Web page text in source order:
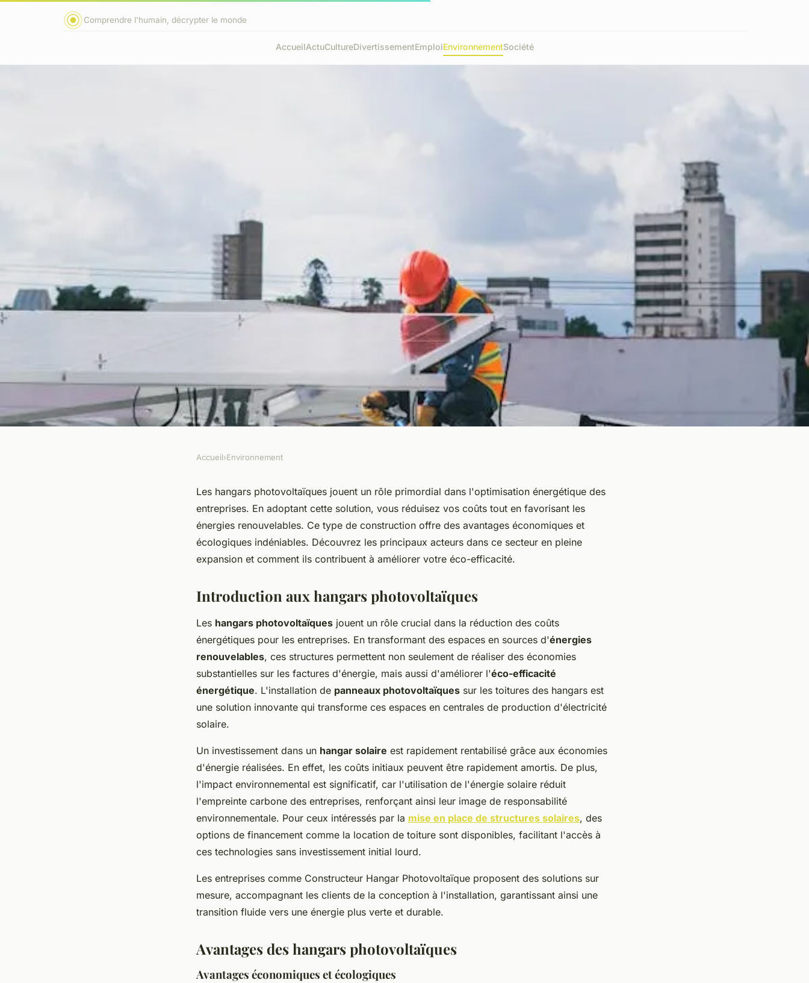
Comprendre l'humain, décrypter le monde
AccueilActuCultureDivertissementEmploiEnvironnementSociété
Constructeur hangar photovoltaïque :
boostez votre éco-efficacité
Accueil›Environnement
Les hangars photovoltaïques jouent un rôle primordial dans l'optimisation énergétique des
entreprises. En adoptant cette solution, vous réduisez vos coûts tout en favorisant les
énergies renouvelables. Ce type de construction offre des avantages économiques et
écologiques indéniables. Découvrez les principaux acteurs dans ce secteur en pleine
expansion et comment ils contribuent à améliorer votre éco-efficacité.
Introduction aux hangars photovoltaïques
Les hangars photovoltaïques jouent un rôle crucial dans la réduction des coûts
énergétiques pour les entreprises. En transformant des espaces en sources d'énergies
renouvelables, ces structures permettent non seulement de réaliser des économies
substantielles sur les factures d'énergie, mais aussi d'améliorer l'éco-efficacité
énergétique. L'installation de panneaux photovoltaïques sur les toitures des hangars est
une solution innovante qui transforme ces espaces en centrales de production d'électricité
solaire.
Un investissement dans un hangar solaire est rapidement rentabilisé grâce aux économies
d'énergie réalisées. En effet, les coûts initiaux peuvent être rapidement amortis. De plus,
l'impact environnemental est significatif, car l'utilisation de l'énergie solaire réduit
l'empreinte carbone des entreprises, renforçant ainsi leur image de responsabilité
environnementale. Pour ceux intéressés par la mise en place de structures solaires, des
options de financement comme la location de toiture sont disponibles, facilitant l'accès à
ces technologies sans investissement initial lourd.
Les entreprises comme Constructeur Hangar Photovoltaïque proposent des solutions sur
mesure, accompagnant les clients de la conception à l'installation, garantissant ainsi une
transition fluide vers une énergie plus verte et durable.
Avantages des hangars photovoltaïques
Avantages économiques et écologiques